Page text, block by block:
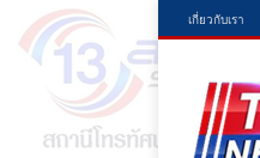
เกี่ยวกับเรา